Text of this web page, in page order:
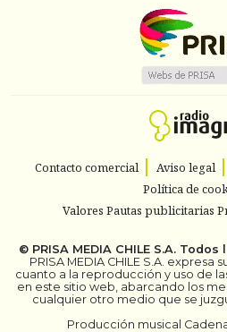
Contacto comercial Aviso legal
Política de
Valores Pautas publicitarias
© PRISA MEDIA CHILE S.A. Todos
PRISA MEDIA CHILE S.A.
cuanto a la reproducción y uso de
en este sitio web, abarcando los
cualquier otro medio que se
Producción musical